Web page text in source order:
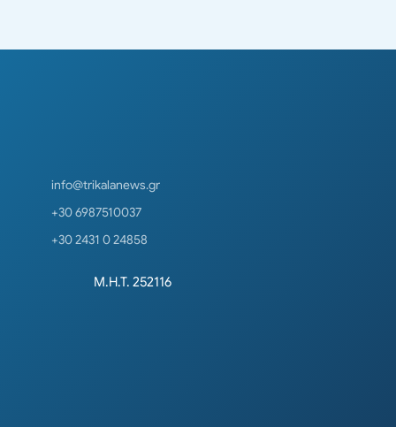
info@trikalanews.gr
+30 6987510037
+30 2431 0 24858
Μ.Η.Τ. 252116